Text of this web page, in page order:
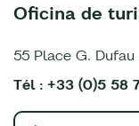
Oficina de
55 Place G.
Tél : +33 (0)5 58